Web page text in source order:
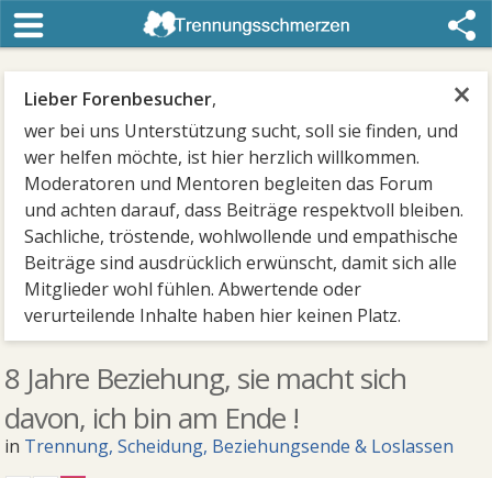
×
Lieber Forenbesucher,
wer bei uns Unterstützung sucht, soll sie finden, und
wer helfen möchte, ist hier herzlich willkommen.
Moderatoren und Mentoren begleiten das Forum
und achten darauf, dass Beiträge respektvoll bleiben.
Sachliche, tröstende, wohlwollende und empathische
Beiträge sind ausdrücklich erwünscht, damit sich alle
Mitglieder wohl fühlen. Abwertende oder
verurteilende Inhalte haben hier keinen Platz.
8 Jahre Beziehung, sie macht sich
davon, ich bin am Ende !
in Trennung, Scheidung, Beziehungsende & Loslassen